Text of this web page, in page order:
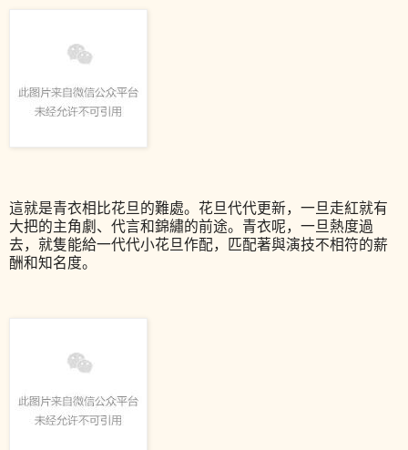
這就是青衣相比花旦的難處。花旦代代更新，一旦走紅就有
大把的主角劇、代言和錦繡的前途。青衣呢，一旦熱度過
去，就隻能給一代代小花旦作配，匹配著與演技不相符的薪
酬和知名度。